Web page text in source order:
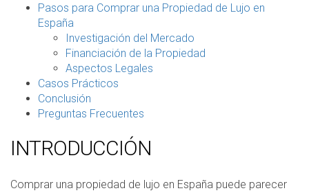
Pasos para Comprar una Propiedad de Lujo en
España
Investigación del Mercado
Financiación de la Propiedad
Aspectos Legales
Casos Prácticos
Conclusión
Preguntas Frecuentes
INTRODUCCIÓN
Comprar una propiedad de lujo en España puede parecer